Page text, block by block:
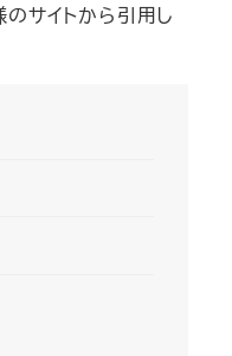
サイトから引用し